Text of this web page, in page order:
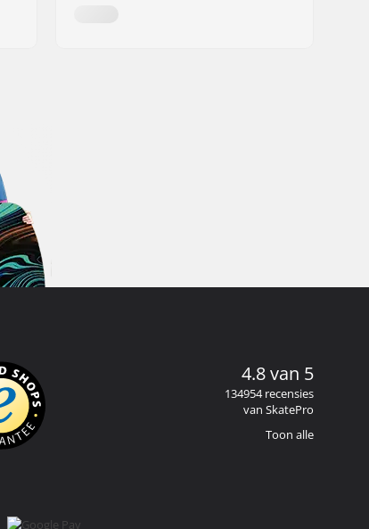
4.8 van 5
134954 recensies
van SkatePro
Toon alle